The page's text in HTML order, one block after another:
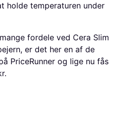
holde temperaturen under
fordele ved Cera Slim
er det her en af de
PriceRunner og lige nu fås